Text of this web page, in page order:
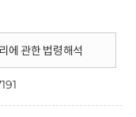
에 관한 법령해석